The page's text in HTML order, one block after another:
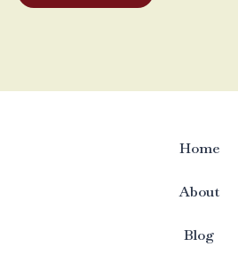
Home
About
Blog